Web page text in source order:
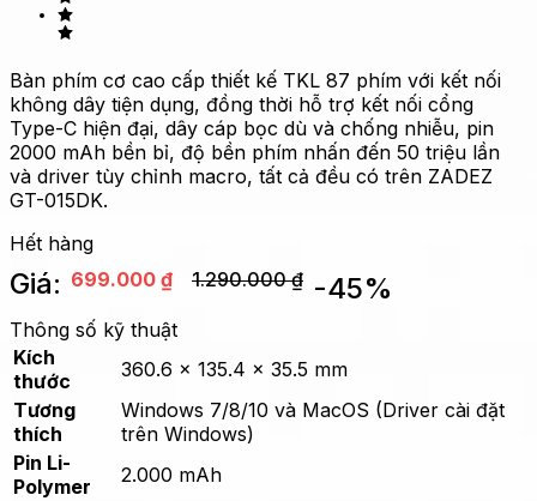
Bàn phím cơ cao cấp thiết kế TKL 87 phím với kết nối
không dây tiện dụng, đồng thời hỗ trợ kết nối cổng
Type-C hiện đại, dây cáp bọc dù và chống nhiễu, pin
2000 mAh bền bỉ, độ bền phím nhấn đến 50 triệu lần
và driver tùy chỉnh macro, tất cả đều có trên ZADEZ
GT-015DK.
Hết hàng
Giá: 699.000 ₫ 1.290.000₫ -45%
Thông số kỹ thuật
Kích
thước
360.6 x 135.4 x 35.5 mm
Tương
thích
Windows 7/8/10 và MacOS (Driver cài đặt
trên Windows)
Pin Li-
Polymer
2.000 mAh